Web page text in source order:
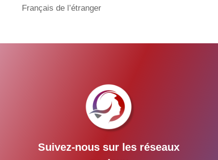
Français de l’étranger
Suivez-nous sur les réseaux